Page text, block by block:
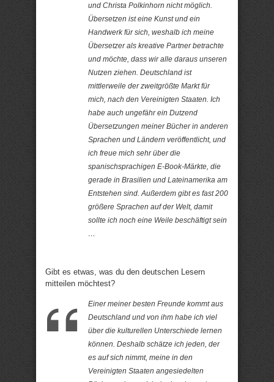
und Christa Polkinhorn nicht möglich.
Übersetzen ist eine Kunst und ein
Handwerk für sich, weshalb ich meine
Übersetzer als kreative Partner betrachte
und möchte, dass wir alle daraus unseren
Nutzen ziehen. Deutschland ist
mittlerweile der zweitgrößte Markt für
mich, nach den Vereinigten Staaten. Ich
habe auch ungefähr ein Dutzend
Übersetzungen meiner Bücher in anderen
Sprachen und Ländern veröffentlicht, und
ich freue mich sehr über die
spanischsprachigen E-Book-Märkte, die
gerade in Brasilien und Lateinamerika am
Entstehen sind. Außerdem gibt es fast 200
größere Sprachen auf der Welt, damit
sollte ich noch eine Weile beschäftigt sein
…
Gibt es etwas, was du den deutschen Lesern
mitteilen möchtest?
Einer meiner besten Freunde kommt aus
Deutschland und von ihm habe ich viel
über die kulturellen Unterschiede lernen
können. Deshalb schätze ich jeden, der
es auf sich nimmt, meine in den
Vereinigten Staaten angesiedelten